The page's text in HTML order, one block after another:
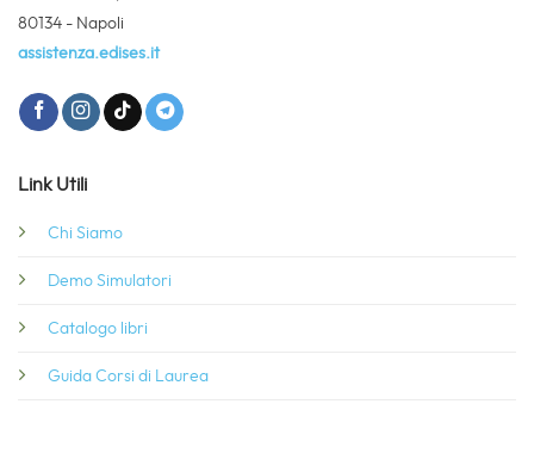
80134 - Napoli
assistenza.edises.it
Link Utili
Chi Siamo
Demo Simulatori
Catalogo libri
Guida Corsi di Laurea